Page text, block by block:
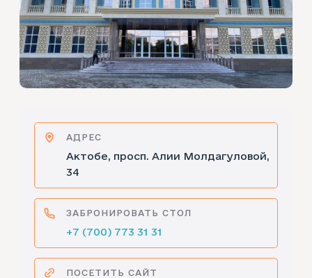
АДРЕС
Актобе, просп. Алии Молдагуловой,
34
ЗАБРОНИРОВАТЬ СТОЛ
+7 (700) 773 31 31
ПОСЕТИТЬ САЙТ